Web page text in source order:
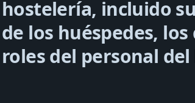
hostelería, incluido
de los huéspedes,
roles del personal